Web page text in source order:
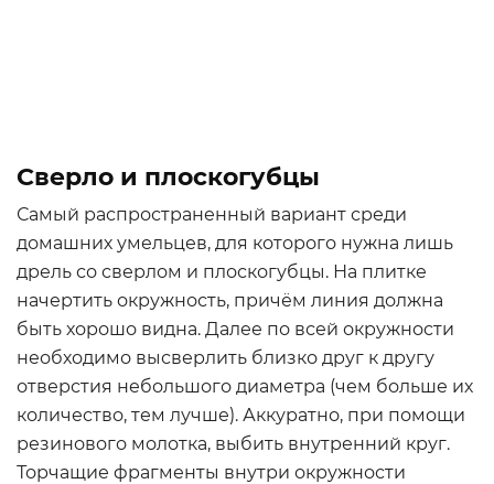
Сверло и плоскогубцы
Самый распространенный вариант среди
домашних умельцев, для которого нужна лишь
дрель со сверлом и плоскогубцы. На плитке
начертить окружность, причём линия должна
быть хорошо видна. Далее по всей окружности
необходимо высверлить близко друг к другу
отверстия небольшого диаметра (чем больше их
количество, тем лучше). Аккуратно, при помощи
резинового молотка, выбить внутренний круг.
Торчащие фрагменты внутри окружности